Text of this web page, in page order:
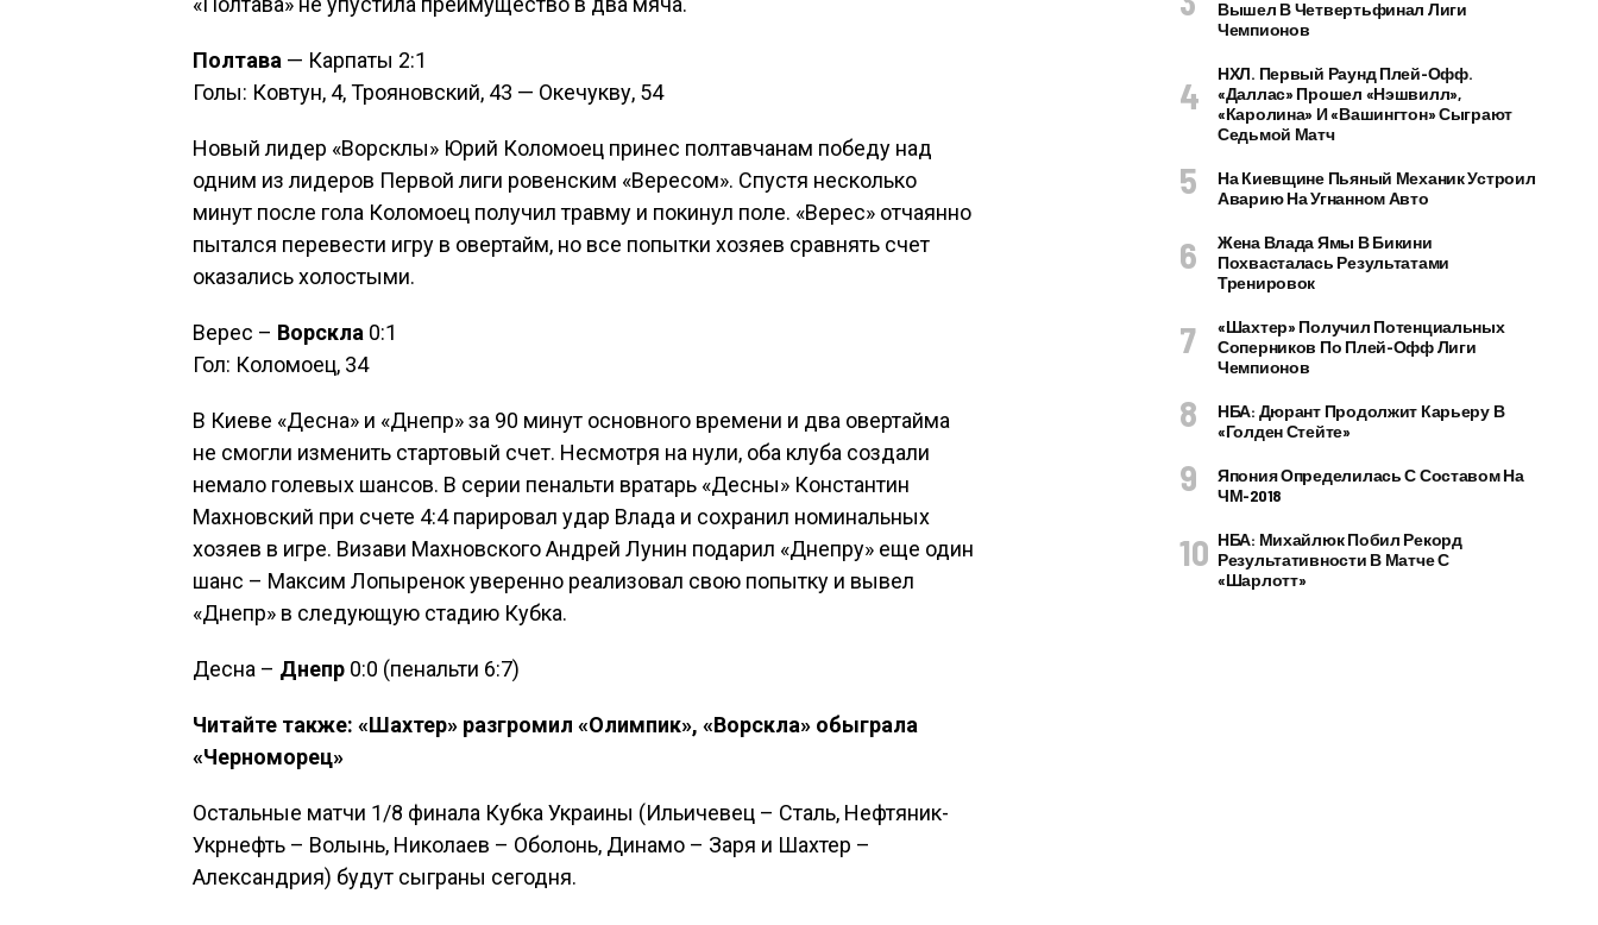
Полтава — Карпаты 2:1
Голы: Ковтун, 4, Трояновский, 43 — Окечукву, 54
Новый лидер «Ворсклы» Юрий Коломоец принес полтавчанам победу над
одним из лидеров Первой лиги ровенским «Вересом». Спустя несколько
минут после гола Коломоец получил травму и покинул поле. «Верес» отчаянно
пытался перевести игру в овертайм, но все попытки хозяев сравнять счет
оказались холостыми.
Верес – Ворскла 0:1
Гол: Коломоец, 34
В Киеве «Десна» и «Днепр» за 90 минут основного времени и два овертайма
не смогли изменить стартовый счет. Несмотря на нули, оба клуба создали
немало голевых шансов. В серии пенальти вратарь «Десны» Константин
Махновский при счете 4:4 парировал удар Влада и сохранил номинальных
хозяев в игре. Визави Махновского Андрей Лунин подарил «Днепру» еще один
шанс – Максим Лопыренок уверенно реализовал свою попытку и вывел
«Днепр» в следующую стадию Кубка.
Десна – Днепр 0:0 (пенальти 6:7)
Читайте также: «Шахтер» разгромил «Олимпик», «Ворскла» обыграла
«Черноморец»
Остальные матчи 1/8 финала Кубка Украины (Ильичевец – Сталь, Нефтяник-
Укрнефть – Волынь, Николаев – Оболонь, Динамо – Заря и Шахтер –
Александрия) будут сыграны сегодня.
Вышел В Четвертьфинал Лиги
Чемпионов
НХЛ. Первый Раунд Плей-Офф.
«Даллас» Прошел «Нэшвилл»,
«Каролина» И «Вашингтон» Сыграют
Седьмой Матч
На Киевщине Пьяный Механик Устроил
Аварию На Угнанном Авто
Жена Влада Ямы В Бикини
Похвасталась Результатами
Тренировок
«Шахтер» Получил Потенциальных
Соперников По Плей-Офф Лиги
Чемпионов
НБА: Дюрант Продолжит Карьеру В
«Голден Стейте»
Япония Определилась С Составом На
ЧМ-2018
НБА: Михайлюк Побил Рекорд
Результативности В Матче С
«Шарлотт»